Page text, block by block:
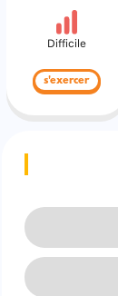
Difficile
s'exercer